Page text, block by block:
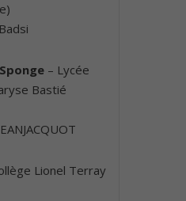
– Lycée
Bastié
Lionel Terray